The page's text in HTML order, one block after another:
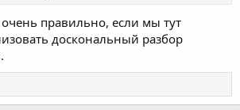
правильно, если мы тут
доскональный разбор